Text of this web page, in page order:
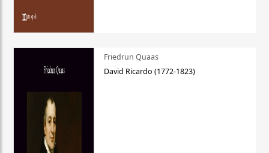
Friedrun Quaas
David Ricardo (1772-1823)